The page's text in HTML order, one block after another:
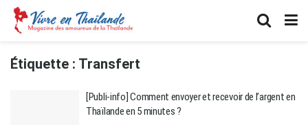
Étiquette : Transfert
[Publi-info] Comment envoyer et recevoir de l’argent en
Thaïlande en 5 minutes ?